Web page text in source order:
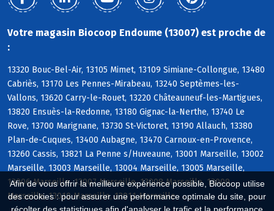
Afin de vous offrir la meilleure expérience possible, Biocoop utilise
des cookies : pour assurer une performance optimale du site, pour
Votre magasin Biocoop Endoume (13007) est proche de
:
13320 Bouc-Bel-Air, 13105 Mimet, 13109 Simiane-Collongue, 13480
Cabriès, 13170 Les Pennes-Mirabeau, 13240 Septèmes-les-
Vallons, 13620 Carry-le-Rouet, 13220 Châteauneuf-les-Martigues,
13820 Ensuès-la-Redonne, 13180 Gignac-la-Nerthe, 13740 Le
Rove, 13700 Marignane, 13730 St-Victoret, 13190 Allauch, 13380
Plan-de-Cuques, 13400 Aubagne, 13470 Carnoux-en-Provence,
13260 Cassis, 13821 La Penne s/Huveaune, 13001 Marseille, 13002
Marseille, 13003 Marseille, 13004 Marseille, 13005 Marseille,
13006 Marseille, 13007 Marseille, 13008 Marseille, 13009
Marseille, 13010 Marseille, 13011 Marseille